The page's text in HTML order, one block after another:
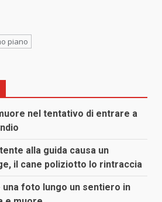
piano
nel tentativo di entrare a
alla guida causa un
il cane poliziotto lo rintraccia
foto lungo un sentiero in